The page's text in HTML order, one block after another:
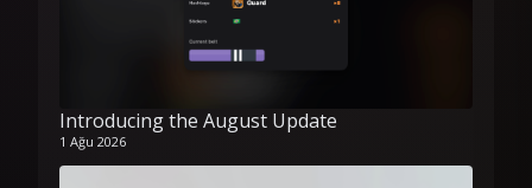
Introducing the August Update
1 Ağu 2026